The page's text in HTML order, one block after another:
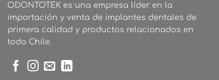
ODONTOTEK es una empresa líder en la
importación y venta de implantes dentales de
primera calidad y productos relacionados en
todo Chile.